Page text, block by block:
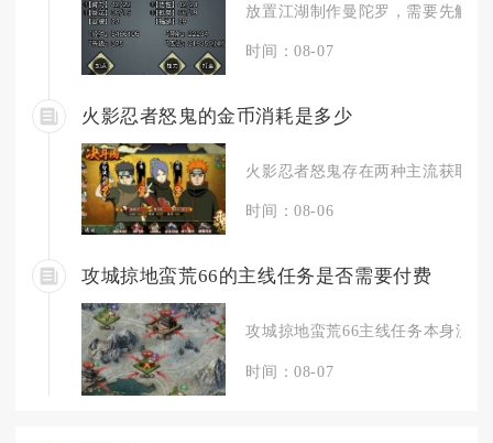
放置江湖制作曼陀罗，需要先解
时间：08-07
火影忍者怒鬼的金币消耗是多少
火影忍者怒鬼存在两种主流获取
时间：08-06
攻城掠地蛮荒66的主线任务是否需要付费
攻城掠地蛮荒66主线任务本身没
时间：08-07